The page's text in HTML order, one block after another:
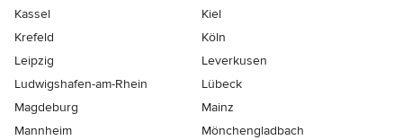
Kassel
Kiel
Krefeld
Köln
Leipzig
Leverkusen
Ludwigshafen-am-Rhein
Lübeck
Magdeburg
Mainz
Mannheim
Mönchen­gladbach